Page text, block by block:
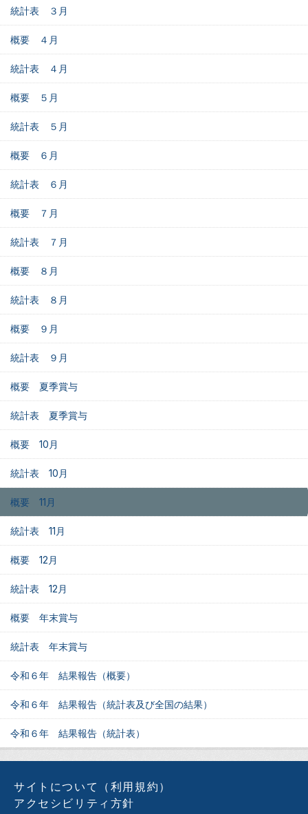
統計表 ３月
概要 ４月
統計表 ４月
概要 ５月
統計表 ５月
概要 ６月
統計表 ６月
概要 ７月
統計表 ７月
概要 ８月
統計表 ８月
概要 ９月
統計表 ９月
概要 夏季賞与
統計表 夏季賞与
概要 10月
統計表 10月
概要 11月
統計表 11月
概要 12月
統計表 12月
概要 年末賞与
統計表 年末賞与
令和６年 結果報告（概要）
令和６年 結果報告（統計表及び全国の結果）
令和６年 結果報告（統計表）
サイトについて（利用規約）
アクセシビリティ方針